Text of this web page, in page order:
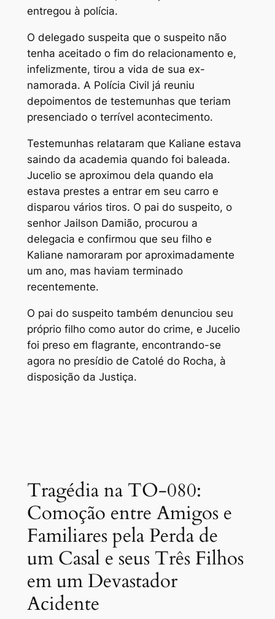
entregou à polícia.
O delegado suspeita que o suspeito não
tenha aceitado o fim do relacionamento e,
infelizmente, tirou a vida de sua ex-
namorada. A Polícia Civil já reuniu
depoimentos de testemunhas que teriam
presenciado o terrível acontecimento.
Testemunhas relataram que Kaliane estava
saindo da academia quando foi baleada.
Jucelio se aproximou dela quando ela
estava prestes a entrar em seu carro e
disparou vários tiros. O pai do suspeito, o
senhor Jailson Damião, procurou a
delegacia e confirmou que seu filho e
Kaliane namoraram por aproximadamente
um ano, mas haviam terminado
recentemente.
O pai do suspeito também denunciou seu
próprio filho como autor do crime, e Jucelio
foi preso em flagrante, encontrando-se
agora no presídio de Catolé do Rocha, à
disposição da Justiça.
Tragédia na TO-080:
Comoção entre Amigos e
Familiares pela Perda de
um Casal e seus Três Filhos
em um Devastador
Acidente